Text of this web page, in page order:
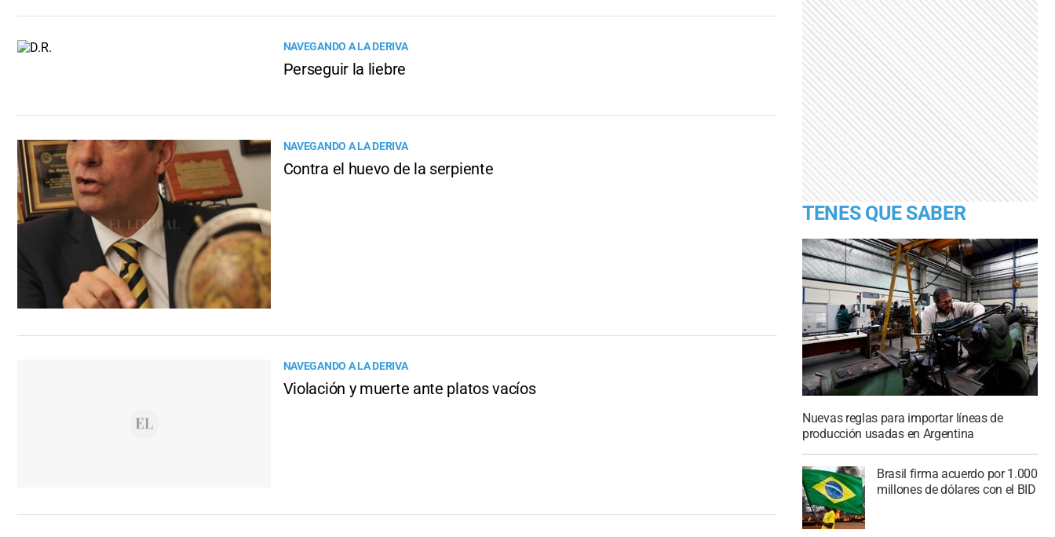
NAVEGANDO A LA DERIVA
Perseguir la liebre
NAVEGANDO A LA DERIVA
Contra el huevo de la serpiente
NAVEGANDO A LA DERIVA
Violación y muerte ante platos vacíos
TENES QUE SABER
Nuevas reglas para importar líneas de
producción usadas en Argentina
Brasil firma acuerdo por 1.000
millones de dólares con el BID